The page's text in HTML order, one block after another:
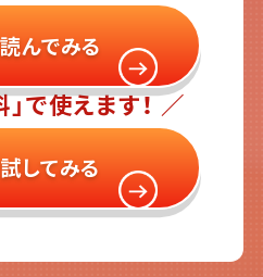
んでみる
で使えます！ ／
してみる